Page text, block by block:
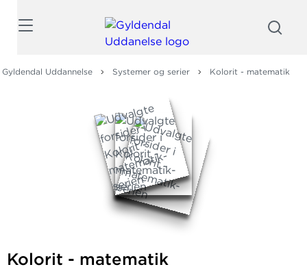
Gyldendal Uddannelse Systemer og serier Kolorit - matematik
Kolorit - matematik